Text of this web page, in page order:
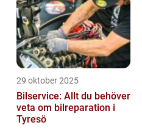
29 oktober 2025
Bilservice: Allt du behöver
veta om bilreparation i
Tyresö